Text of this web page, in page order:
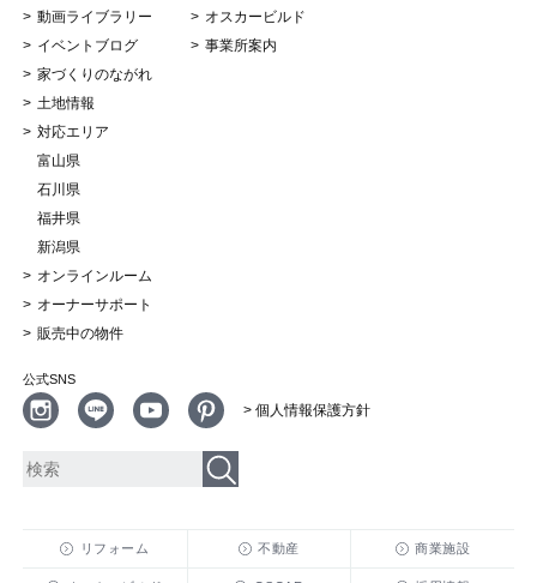
動画ライブラリー
イベントブログ
家づくりのながれ
土地情報
対応エリア
富山県
石川県
福井県
新潟県
オンラインルーム
オーナーサポート
販売中の物件
オスカービルド
事業所案内
公式SNS
> 個人情報保護方針
リフォーム 不動産 商業施設